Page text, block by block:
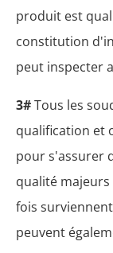
produit est
constitution
peut inspecter
3#Tous les
qualification et
pour s'assurer
qualité
fois
peuvent